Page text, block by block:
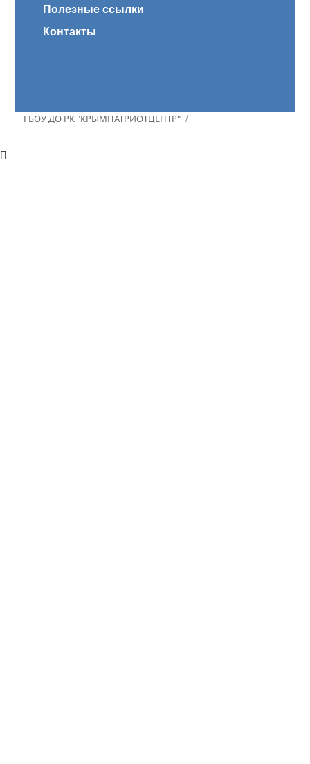
Полезные ссылки
Контакты
ГБОУ ДО РК "КРЫМПАТРИОТЦЕНТР"